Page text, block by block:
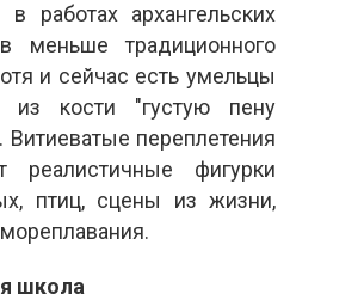
в работах архангельских
меньше традиционного
и сейчас есть умельцы
из кости "густую пену
Витиеватые переплетения
реалистичные фигурки
птиц, сцены из жизни,
школа